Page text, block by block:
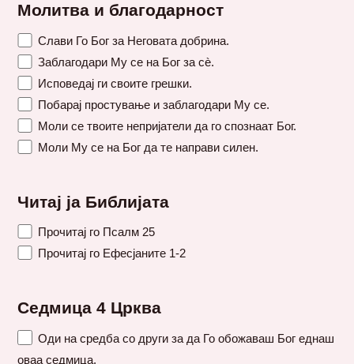
Молитва и благодарност
Слави Го Бог за Неговата добрина.
Заблагодари Му се на Бог за сè.
Исповедај ги своите грешки.
Побарај простување и заблагодари Му се.
Моли се твоите непријатели да го спознаат Бог.
Моли Му се на Бог да те направи силен.
Читај ја Библијата
Прочитај го Псалм 25
Прочитај го Ефесјаните 1-2
Седмица 4 Црква
Оди на средба со други за да Го обожаваш Бог еднаш
оваа седмица.